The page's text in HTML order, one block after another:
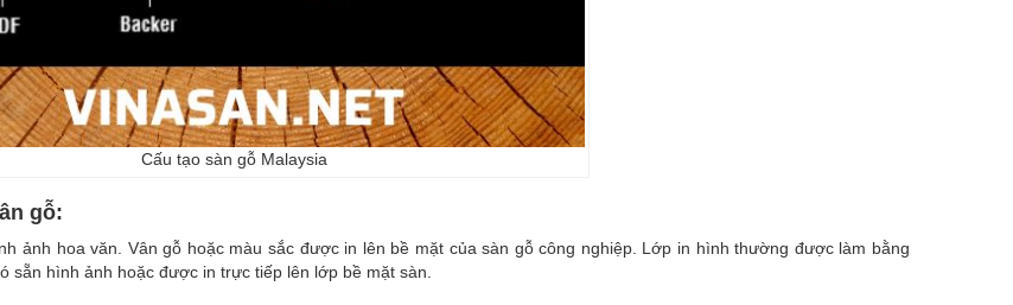
Cấu tạo sàn gỗ Malaysia
gỗ:
ảnh hoa văn. Vân gỗ hoặc màu sắc được in lên bề mặt của sàn gỗ công nghiệp. Lớp in hình thường được làm bằng
sẵn hình ảnh hoặc được in trực tiếp lên lớp bề mặt sàn.